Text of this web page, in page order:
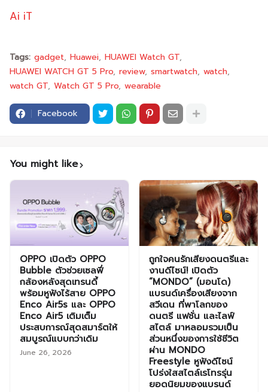
Ai iT
Tags: gadget Huawei HUAWEI Watch GT
HUAWEI WATCH GT 5 Pro review smartwatch watch
watch GT Watch GT 5 Pro wearable
Facebook
You might like
OPPO เปิดตัว OPPO
Bubble ตัวช่วยเซลฟี่
กล้องหลังสุดเทรนดี้
พร้อมหูฟังไร้สาย OPPO
Enco Air5s และ OPPO
Enco Air5 เติมเต็ม
ประสบการณ์สุดสมาร์ตให้
สมบูรณ์แบบกว่าเดิม
June 26, 2026
ถูกใจคนรักเสียงดนตรีและ
งานดีไซน์! เปิดตัว
“MONDO” (มอนโด)
แบรนด์เครื่องเสียงจาก
สวีเดน ที่พาโลกของ
ดนตรี แฟชั่น และไลฟ์
สไตล์ มาหลอมรวมเป็น
ส่วนหนึ่งของการใช้ชีวิต
ผ่าน MONDO
Freestyle หูฟังดีไซน์
โปร่งใสสไตล์เรโทรรุ่น
ยอดนิยมของแบรนด์